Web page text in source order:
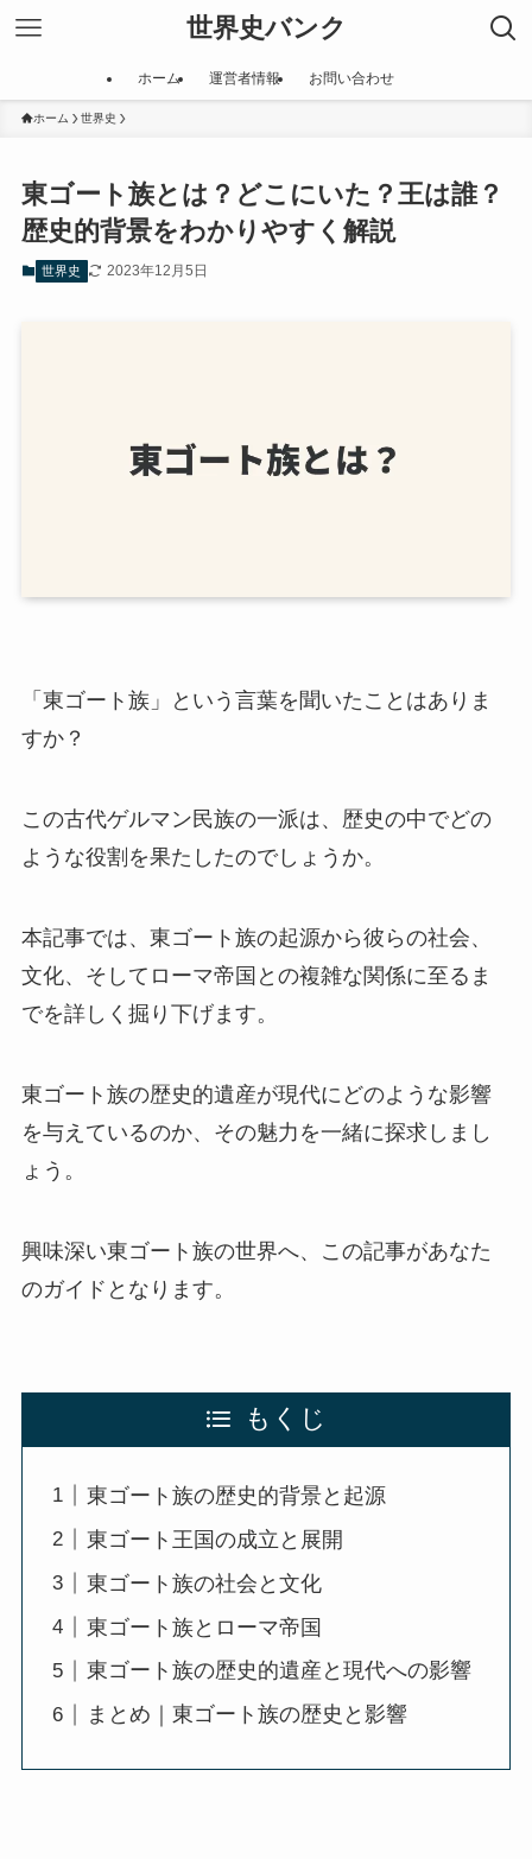
世界史バンク
ホーム 運営者情報 お問い合わせ
ホーム 世界史
東ゴート族とは？どこにいた？王は誰？
歴史的背景をわかりやすく解説
世界史 2023年12月5日
「東ゴート族」という言葉を聞いたことはありま
すか？
この古代ゲルマン民族の一派は、歴史の中でどの
ような役割を果たしたのでしょうか。
本記事では、東ゴート族の起源から彼らの社会、
文化、そしてローマ帝国との複雑な関係に至るま
でを詳しく掘り下げます。
東ゴート族の歴史的遺産が現代にどのような影響
を与えているのか、その魅力を一緒に探求しまし
ょう。
興味深い東ゴート族の世界へ、この記事があなた
のガイドとなります。
もくじ
東ゴート族の歴史的背景と起源
東ゴート王国の成立と展開
東ゴート族の社会と文化
東ゴート族とローマ帝国
東ゴート族の歴史的遺産と現代への影響
まとめ｜東ゴート族の歴史と影響